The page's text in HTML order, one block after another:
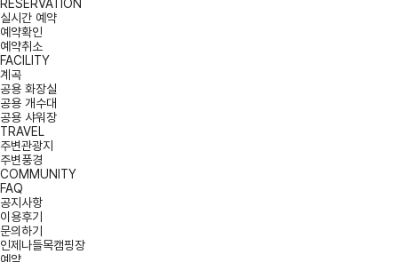
RESERVATION
실시간 예약
예약확인
예약취소
FACILITY
계곡
공용 화장실
공용 개수대
공용 샤워장
TRAVEL
주변관광지
주변풍경
COMMUNITY
FAQ
공지사항
이용후기
문의하기
인제나들목캠핑장